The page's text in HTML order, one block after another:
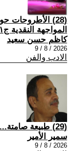
(28) الأطروحات
المواجهة النقدية ج١
كاظم حسن سعيد
2026 / 8 / 9
الادب والفن
(29) طبيعة صامتة...قصة قصيرة
سمير الأمير
2026 / 8 / 9